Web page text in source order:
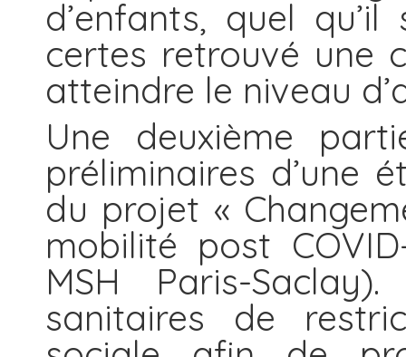
d’enfants, quel
certes retrouvé une
atteindre le niveau
Une deuxième
préliminaires d’une
du projet «
mobilité post
MSH Paris-
sanitaires de